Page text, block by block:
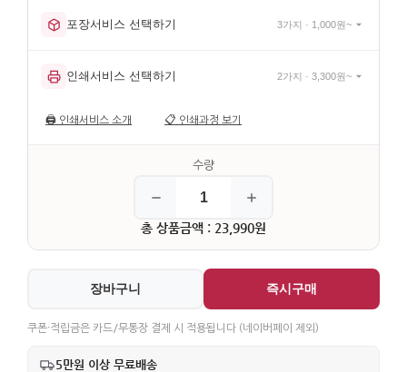
포장서비스 선택하기 3가지 · 1,000원~
인쇄서비스 선택하기 2가지 · 3,300원~
🖨️ 인쇄서비스 소개 📋 인쇄과정 보기
총 상품금액 : 23,990원
장바구니 즉시구매
쿠폰·적립금은 카드/무통장 결제 시 적용됩니다 (네이버페이 제외)
5만원 이상 무료배송